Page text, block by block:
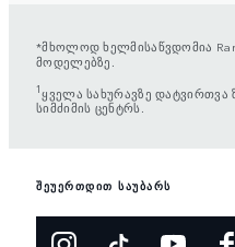
*მხოლოდ ხელმისაწვდომია
მოდელებზე.
1ყველა სახურავზე
სიმძიმის ცენტრს.
შეუერთდით საუბარს